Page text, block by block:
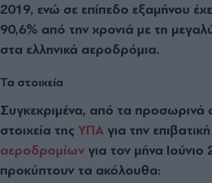
2019, ενώ σε επίπεδο εξαμήνου
90,6% από την χρονιά με τη
στα ελληνικά αεροδρόμια.
Τα στοιχεία
Συγκεκριμένα, από τα προσωρινά
στοιχεία της ΥΠΑ για την
αεροδρομίων για τον μήνα Ιούνιο
προκύπτουν τα ακόλουθα: